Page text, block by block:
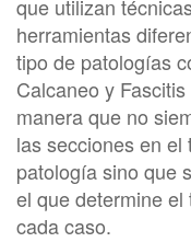
que utilizan
herramientas
tipo de patologías
Calcaneo y
manera que no
las secciones en
patología sino que
el que determine
cada caso.